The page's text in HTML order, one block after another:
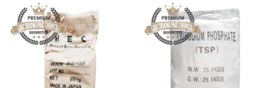
Chất Tạo Đặc Hec Mecellose
– Cenllulose Ether Nhật Bản
Phosphate Trung Quốc China